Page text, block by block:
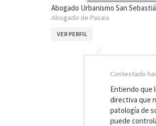
Abogado Urbanismo San
Abogado de Pasaia
VER PERFIL
Contestado
Entiendo que
directiva que
patología de
puede